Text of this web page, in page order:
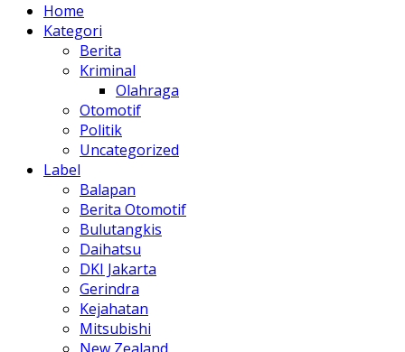
Home
Kategori
Berita
Kriminal
Olahraga
Otomotif
Politik
Uncategorized
Label
Balapan
Berita Otomotif
Bulutangkis
Daihatsu
DKI Jakarta
Gerindra
Kejahatan
Mitsubishi